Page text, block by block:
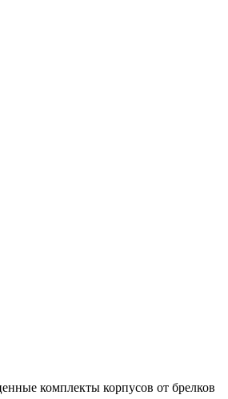
комплекты корпусов от брелков